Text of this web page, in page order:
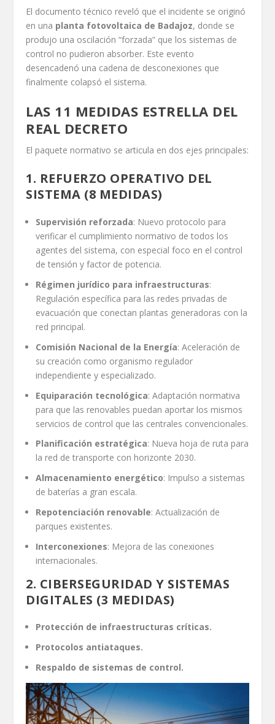
El documento técnico reveló que el incidente se originó
en una planta fotovoltaica de Badajoz, donde se
produjo una oscilación “forzada” que los sistemas de
control no pudieron absorber. Este evento
desencadenó una cadena de desconexiones que
finalmente colapsó el sistema.
LAS 11 MEDIDAS ESTRELLA DEL
REAL DECRETO
El paquete normativo se articula en dos ejes principales:
1. REFUERZO OPERATIVO DEL
SISTEMA (8 MEDIDAS)
Supervisión reforzada: Nuevo protocolo para
verificar el cumplimiento normativo de todos los
agentes del sistema, con especial foco en el control
de tensión y factor de potencia.
Régimen jurídico para infraestructuras:
Regulación específica para las redes privadas de
evacuación que conectan plantas generadoras con la
red principal.
Comisión Nacional de la Energía: Aceleración de
su creación como organismo regulador
independiente y especializado.
Equiparación tecnológica: Adaptación normativa
para que las renovables puedan aportar los mismos
servicios de control que las centrales convencionales.
Planificación estratégica: Nueva hoja de ruta para
la red de transporte con horizonte 2030.
Almacenamiento energético: Impulso a sistemas
de baterías a gran escala.
Repotenciación renovable: Actualización de
parques existentes.
Interconexiones: Mejora de las conexiones
internacionales.
2. CIBERSEGURIDAD Y SISTEMAS
DIGITALES (3 MEDIDAS)
Protección de infraestructuras críticas.
Protocolos antiataques.
Respaldo de sistemas de control.